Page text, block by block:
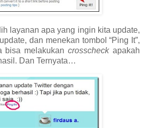
layanan apa yang ingin kita update,
dan menekan tombol “Ping It”,
bisa melakukancrosscheckapakah
Dan Ternyata…